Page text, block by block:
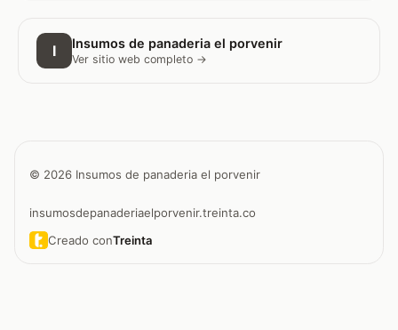
I Insumos de panaderia el porvenir
Ver sitio web completo →
© 2026 Insumos de panaderia el porvenir
insumosdepanaderiaelporvenir.treinta.co
Creado conTreinta